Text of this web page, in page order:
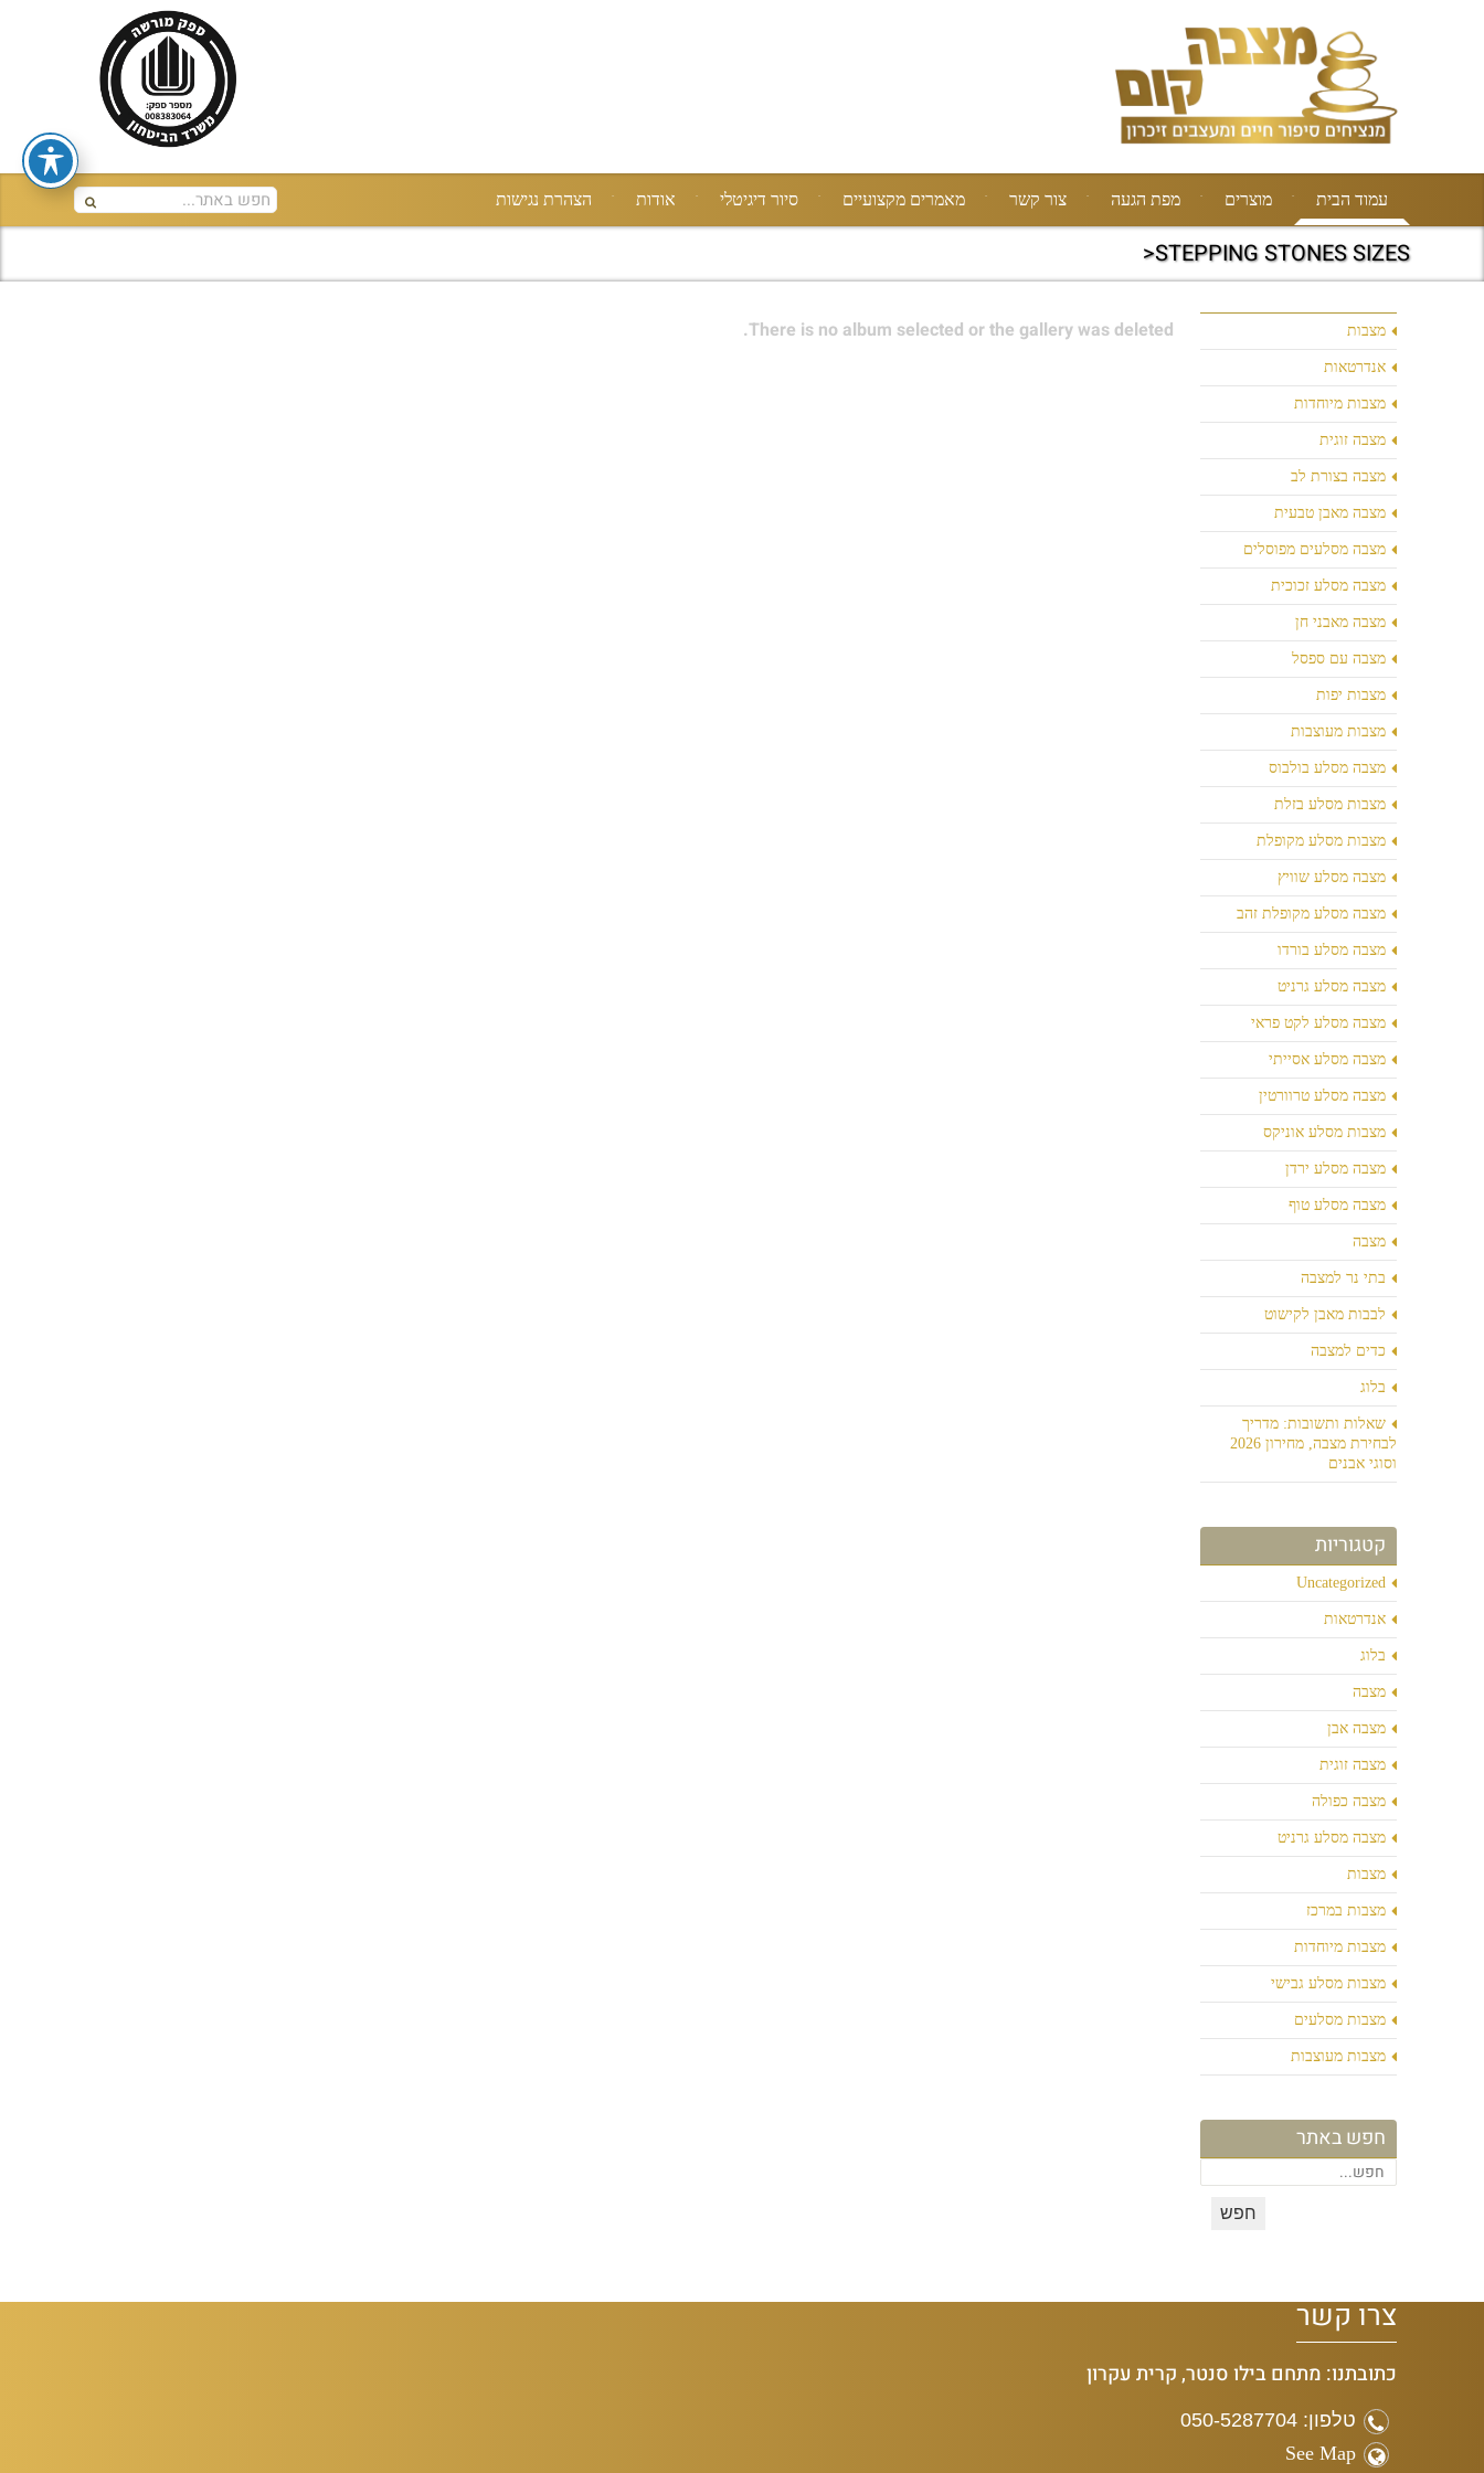
עמוד הבית מוצרים מפת הגעה צור קשר מאמרים מקצועיים סיור דיגיטלי אודות הצהרת נגישות
STEPPING STONES SIZES<
מצבות
אנדרטאות
מצבות מיוחדות
מצבה זוגית
מצבה בצורת לב
מצבה מאבן טבעית
מצבה מסלעים מפוסלים
מצבה מסלע זכוכית
מצבה מאבני חן
מצבה עם ספסל
מצבות יפות
מצבות מעוצבות
מצבה מסלע בולבוס
מצבות מסלע בזלת
מצבות מסלע מקופלת
מצבה מסלע שוויץ
מצבה מסלע מקופלת זהב
מצבה מסלע בורדו
מצבה מסלע גרניט
מצבה מסלע לקט פראי
מצבה מסלע אסייתי
מצבה מסלע טרוורטין
מצבות מסלע אוניקס
מצבה מסלע ירדן
מצבה מסלע טוף
מצבה
בתי נר למצבה
לבבות מאבן לקישוט
כדים למצבה
בלוג
שאלות ותשובות: מדריך
לבחירת מצבה, מחירון 2026
וסוגי אבנים
קטגוריות
Uncategorized
אנדרטאות
בלוג
מצבה
מצבה אבן
מצבה זוגית
מצבה כפולה
מצבה מסלע גרניט
מצבות
מצבות במרכז
מצבות מיוחדות
מצבות מסלע גבישי
מצבות מסלעים
מצבות מעוצבות
חפש באתר
There is no album selected or the gallery was deleted.
צרו קשר
כתובתנו: מתחם בילו סנטר, קרית עקרון
טלפון: 050-5287704
See Map